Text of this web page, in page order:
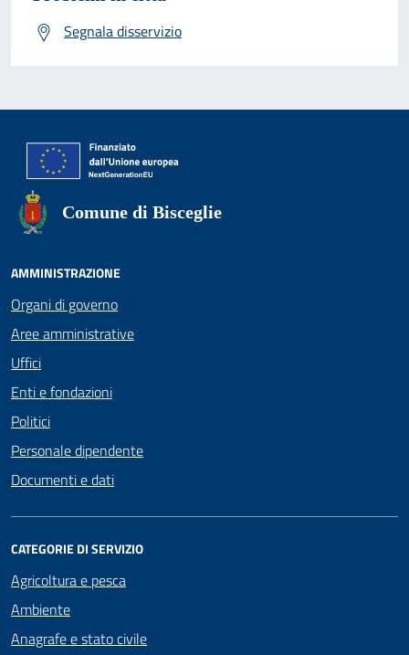
Segnala disservizio
Comune di Bisceglie
AMMINISTRAZIONE
Organi di governo
Aree amministrative
Uffici
Enti e fondazioni
Politici
Personale dipendente
Documenti e dati
CATEGORIE DI SERVIZIO
Agricoltura e pesca
Ambiente
Anagrafe e stato civile